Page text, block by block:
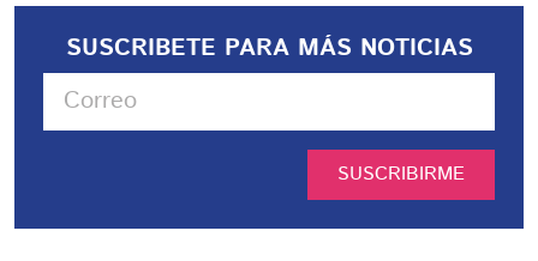
SUSCRIBETE PARA MÁS NOTICIAS
SUSCRIBIRME